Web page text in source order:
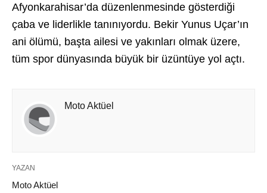
Afyonkarahisar’da düzenlenmesinde gösterdiği
çaba ve liderlikle tanınıyordu. Bekir Yunus Uçar’ın
ani ölümü, başta ailesi ve yakınları olmak üzere,
tüm spor dünyasında büyük bir üzüntüye yol açtı.
Moto Aktüel
YAZAN
Moto Aktüel